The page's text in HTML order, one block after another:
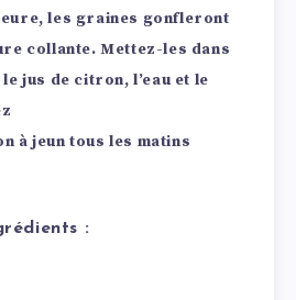
les graines gonfleront
collante. Mettez-les dans
jus de citron, l’eau et le
à jeun tous les matins
: